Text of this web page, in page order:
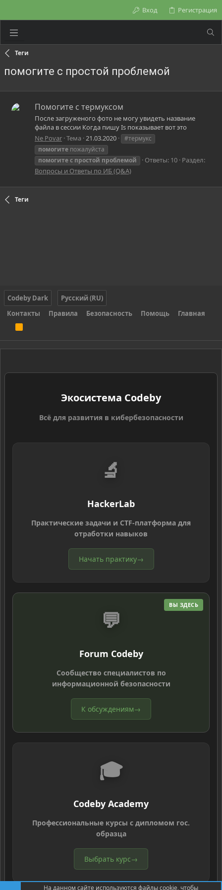
Вход Регистрация
Теги
помогите с простой проблемой
Помогите с термуксом
После загруженого фото не могу увидеть название
файла в сессии Когда пишу Is показывает вот это
Ne Povar Тема 21.03.2020
#термукс
помогите пожалуйста
помогитес простой проблемой Ответы: 10 Раздел:
Вопросы и Ответы по ИБ (Q&A)
Теги
Codeby Dark
Русский (RU)
Контакты
Правила Безопасность Помощь Главная
S
Экосистема Codeby
Всё для развития в кибербезопасности
🔬
HackerLab
Практические задачи и CTF-платформа для
отработки навыков
Начать практику→
ВЫ ЗДЕСЬ
💬
Forum Codeby
Сообщество специалистов по
информационной безопасности
К обсуждениям→
🎓
Codeby Academy
Профессиональные курсы с дипломом гос.
образца
Выбрать курс→
На данном сайте используются файлы cookie, чтобы